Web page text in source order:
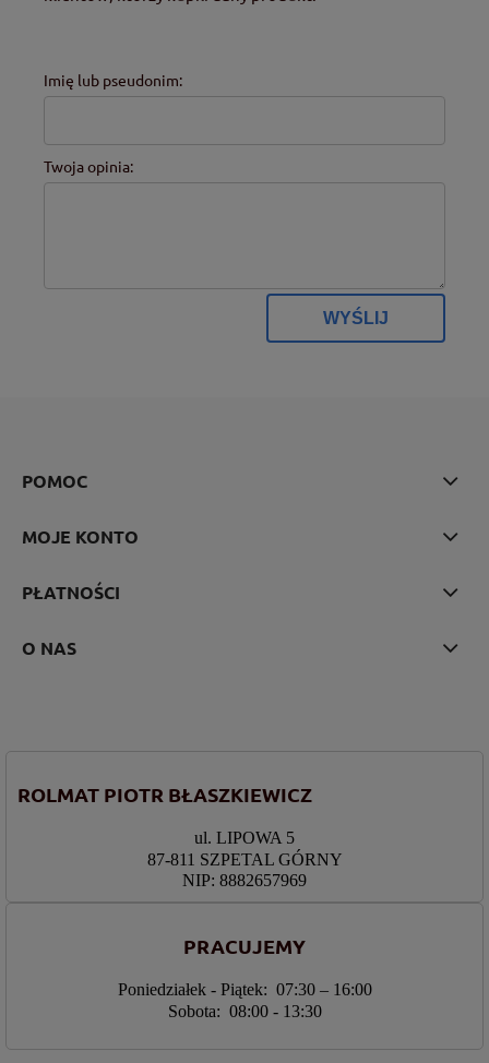
Imię lub pseudonim:
Twoja opinia:
WYŚLIJ
POMOC
MOJE KONTO
PŁATNOŚCI
O NAS
ROLMAT PIOTR BŁASZKIEWICZ
ul. LIPOWA 5
87-811 SZPETAL GÓRNY
NIP: 8882657969
PRACUJEMY
Poniedziałek - Piątek: 07:30 – 16:00
Sobota: 08:00 - 13:30